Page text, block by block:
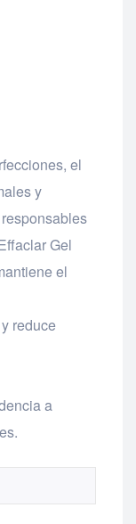
el
y
Gel
el
reduce
a